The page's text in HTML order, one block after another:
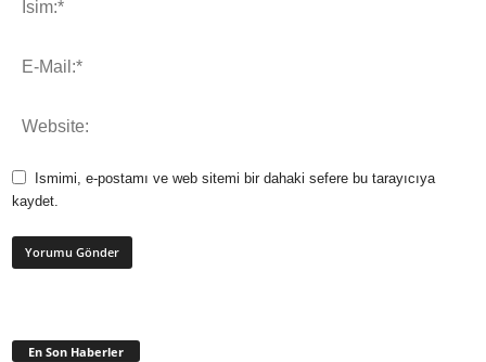
Ismimi, e-postamı ve web sitemi bir dahaki sefere bu tarayıcıya
kaydet.
En Son Haberler